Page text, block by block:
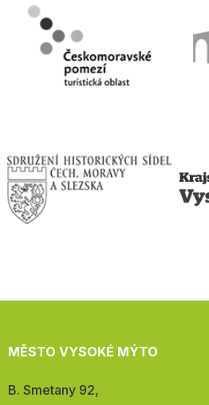
MĚSTO VYSOKÉ MÝTO
Adresa:
B. Smetany 92,